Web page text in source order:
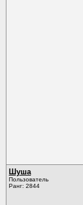
Шуша
Пользователь
Ранг: 2844